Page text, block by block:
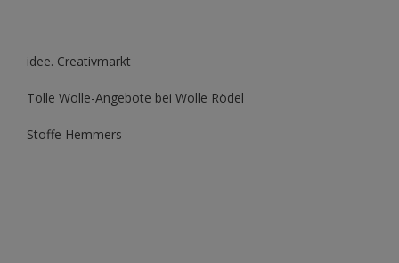
idee. Creativmarkt
Tolle Wolle-Angebote bei Wolle Rödel
Stoffe Hemmers